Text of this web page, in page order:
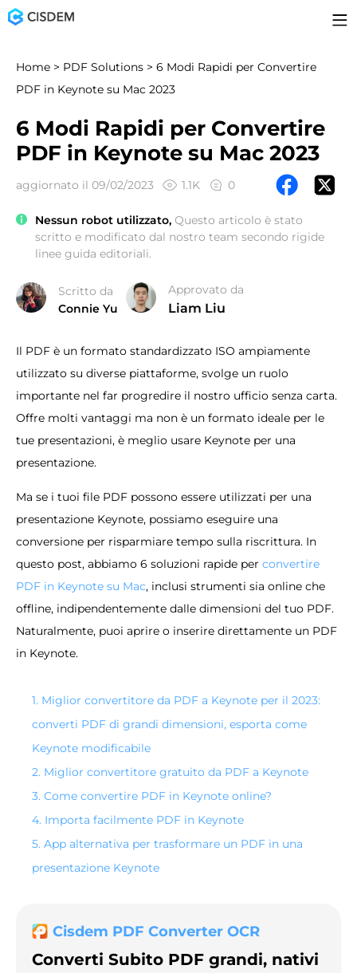
Home > PDF Solutions > 6 Modi Rapidi per Convertire
PDF in Keynote su Mac 2023
6 Modi Rapidi per Convertire
PDF in Keynote su Mac 2023
aggiornato il 09/02/2023 1.1K 0
Nessun robot utilizzato, Questo articolo è stato
scritto e modificato dal nostro team secondo rigide
linee guida editoriali.
Scritto da
Connie Yu
Approvato da
Liam Liu
Il PDF è un formato standardizzato ISO ampiamente
utilizzato su diverse piattaforme, svolge un ruolo
importante nel far progredire il nostro ufficio senza carta.
Offre molti vantaggi ma non è un formato ideale per le
tue presentazioni, è meglio usare Keynote per una
presentazione.
Ma se i tuoi file PDF possono essere utilizzati per una
presentazione Keynote, possiamo eseguire una
conversione per risparmiare tempo sulla riscrittura. In
questo post, abbiamo 6 soluzioni rapide per convertire
PDF in Keynote su Mac, inclusi strumenti sia online che
offline, indipendentemente dalle dimensioni del tuo PDF.
Naturalmente, puoi aprire o inserire direttamente un PDF
in Keynote.
1. Miglior convertitore da PDF a Keynote per il 2023:
converti PDF di grandi dimensioni, esporta come
Keynote modificabile
2. Miglior convertitore gratuito da PDF a Keynote
3. Come convertire PDF in Keynote online?
4. Importa facilmente PDF in Keynote
5. App alternativa per trasformare un PDF in una
presentazione Keynote
Cisdem PDF Converter OCR
Converti Subito PDF grandi, nativi